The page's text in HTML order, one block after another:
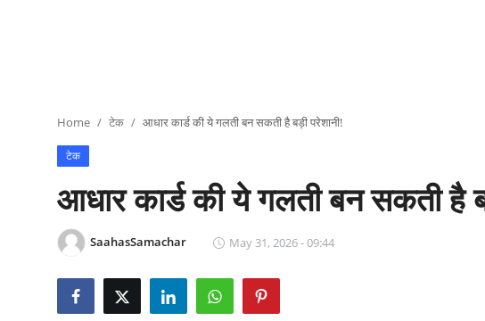
लाइफस्टाइल
Home टेक आधार कार्ड की ये गलती बन सकती है बड़ी परेशानी!
टेक
आधार कार्ड की ये गलती बन सकती है
SaahasSamachar May 31, 2026 - 09:44